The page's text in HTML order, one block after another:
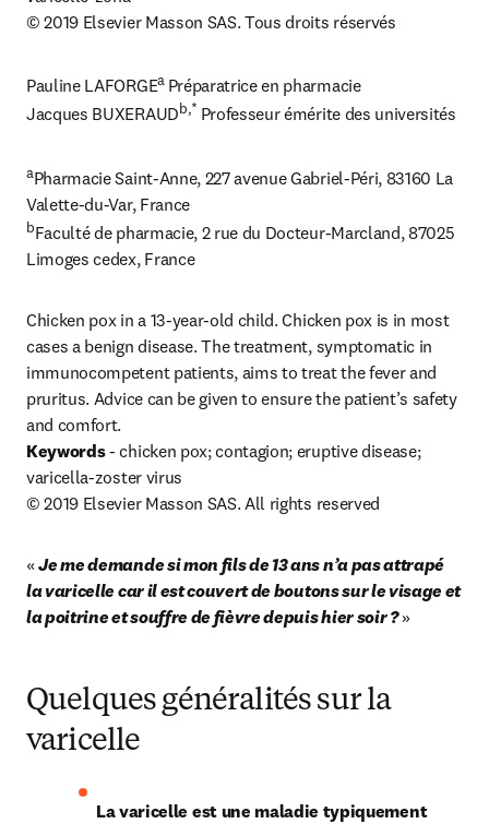
© 2019 Elsevier Masson SAS. Tous droits réservés
Pauline LAFORGEa Préparatrice en pharmacie
Jacques BUXERAUDb,* Professeur émérite des universités
aPharmacie Saint-Anne, 227 avenue Gabriel-Péri, 83160 La
Valette-du-Var, France
bFaculté de pharmacie, 2 rue du Docteur-Marcland, 87025
Limoges cedex, France
Chicken pox in a 13-year-old child. Chicken pox is in most
cases a benign disease. The treatment, symptomatic in
immunocompetent patients, aims to treat the fever and
pruritus. Advice can be given to ensure the patient’s safety
Keywords - chicken pox; contagion; eruptive disease;
varicella-zoster virus
© 2019 Elsevier Masson SAS. All rights reserved
« Je me demande si mon fils de 13 ans n’a pas attrapé
la varicelle car il est couvert de boutons sur le visage et
la poitrine et souffre de fièvre depuis hier soir ? »
Quelques généralités sur la
varicelle
La varicelle est une maladie typiquement